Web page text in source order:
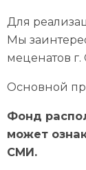
Для
Мы
меценатов
Основной
Фонд
может
СМИ.